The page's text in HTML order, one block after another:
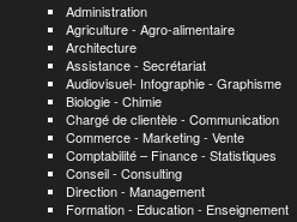
Administration
Agriculture - Agro-alimentaire
Architecture
Assistance - Secrétariat
Audiovisuel- Infographie - Graphisme
Biologie - Chimie
Chargé de clientèle - Communication
Commerce - Marketing - Vente
Comptabilité – Finance - Statistiques
Conseil - Consulting
Direction - Management
Formation - Education - Enseignement